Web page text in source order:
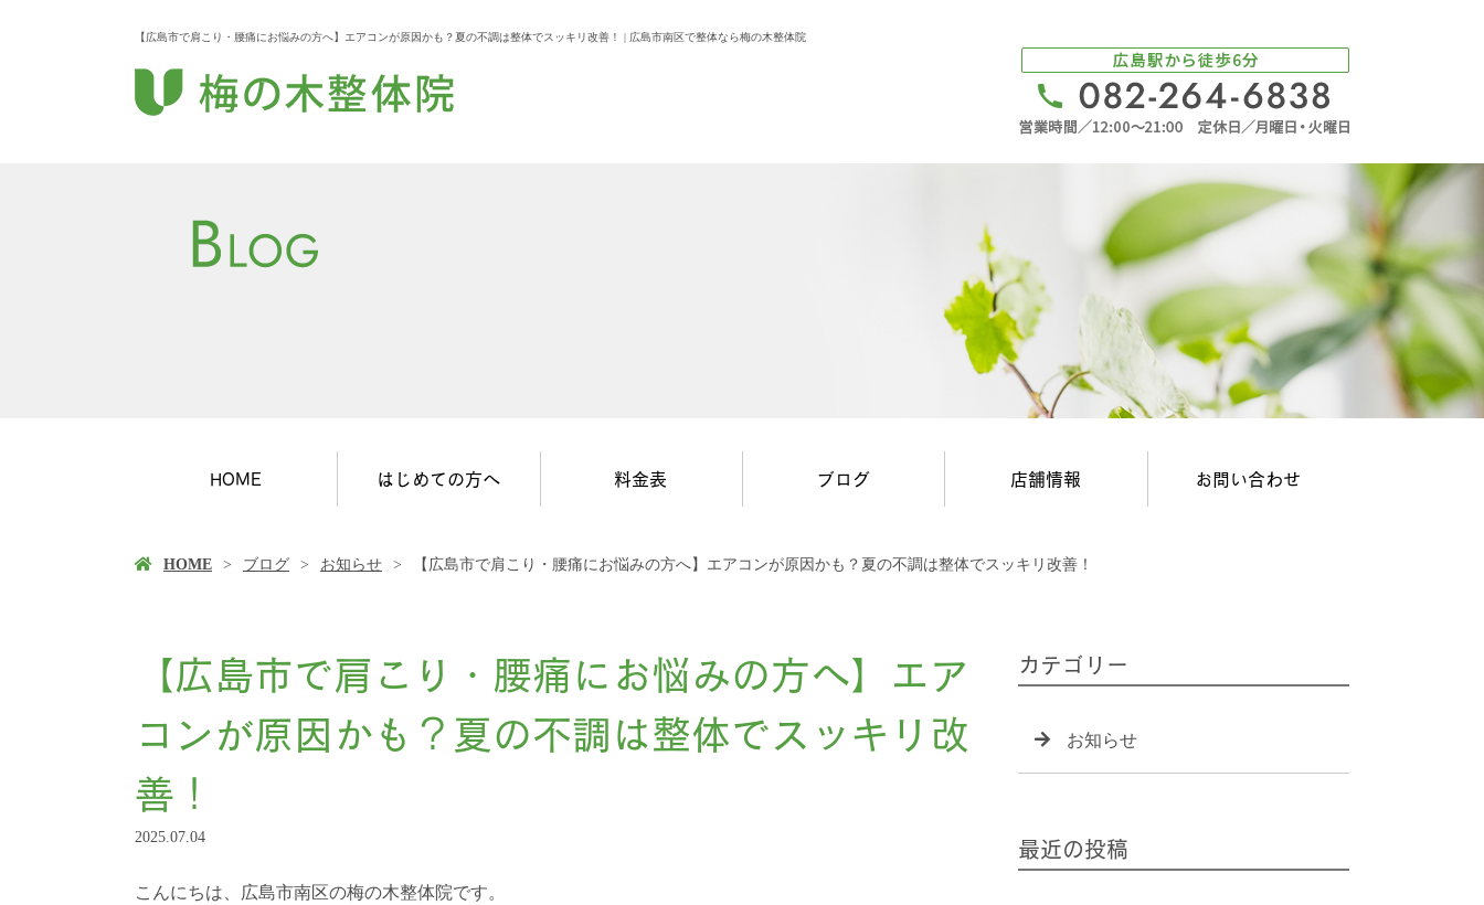
【広島市で肩こり・腰痛にお悩みの方へ】エアコンが原因かも？夏の不調は整体でスッキリ改善！ | 広島市南区で整体なら梅の木整体院
HOME はじめての方へ 料金表 ブログ 店舗情報 お問い合わせ
HOME ブログ お知らせ 【広島市で肩こり・腰痛にお悩みの方へ】エアコンが原因かも？夏の不調は整体でスッキリ改善！
【広島市で肩こり・腰痛にお悩みの方へ】エア
コンが原因かも？夏の不調は整体でスッキリ改
善！
2025.07.04
こんにちは、広島市南区の梅の木整体院です。
カテゴリー
お知らせ
最近の投稿